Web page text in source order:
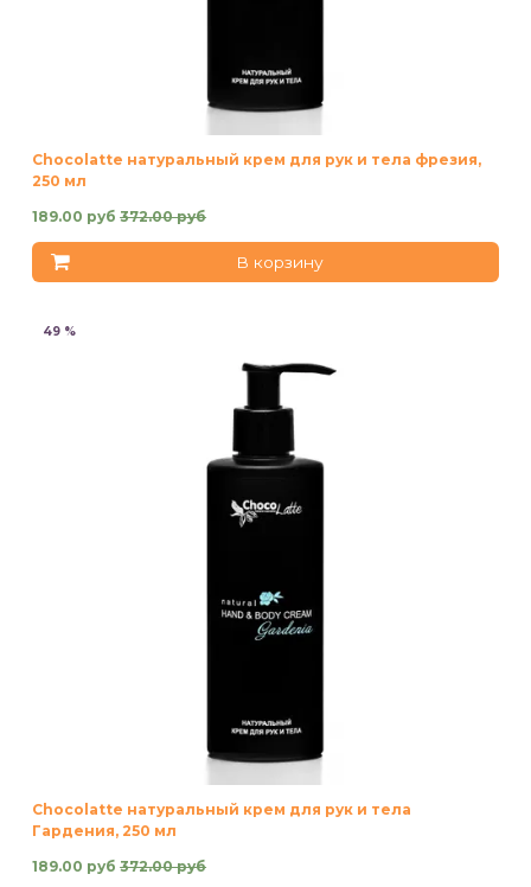
Chocolatte натуральный крем для рук и тела фрезия,
250 мл
189.00 руб 372.00 руб
В корзину
49 %
Chocolatte натуральный крем для рук и тела
Гардения, 250 мл
189.00 руб 372.00 руб